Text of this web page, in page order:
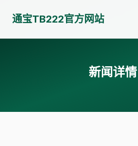
通宝TB222官方网站
新闻详情